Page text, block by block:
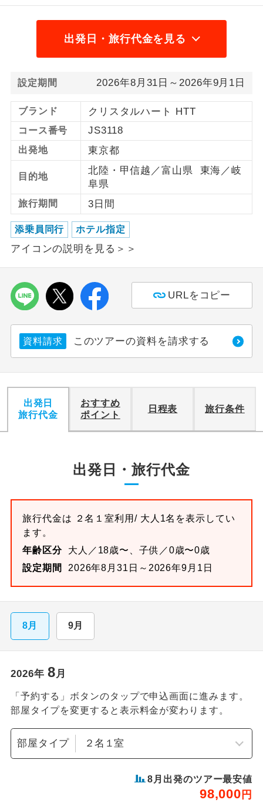
出発日・旅行代金を見る
設定期間 2026年8月31日～2026年9月1日
ブランド クリスタルハート HTT
コース番号 JS3118
出発地 東京都
目的地
北陸・甲信越／富山県 東海／岐
阜県
旅行期間 3日間
添乗員同行 ホテル指定
アイコンの説明を見る＞＞
URLをコピー
資料請求 このツアーの資料を請求する
出発日
旅行代金
おすすめ
ポイント
日程表 旅行条件
出発日・旅行代金
旅行代金は ２名１室利用/ 大人1名を表示してい
ます。
年齢区分
大人／18歳〜、子供／0歳〜0歳
設定期間
2026年8月31日～2026年9月1日
8月 9月
2026年 8月
「予約する」ボタンのタップで申込画面に進みます。
部屋タイプを変更すると表示料金が変わります。
部屋タイプ
8 月出発のツアー最安値
98,000 円
ご夫婦限定でご参加いただけるコースで
す。
女性限定でご参加いただけるコースで
年齢制限あり
です。
航空会社指定
利用航空会社が指定なので、ご出発の計
画にとても便利です。
ホテル指定
ご紹介するホテルを指定したコースで
す。
おひとり様バ
ス2席利用
おひとり様でバス席を2席利⽤できま
す。